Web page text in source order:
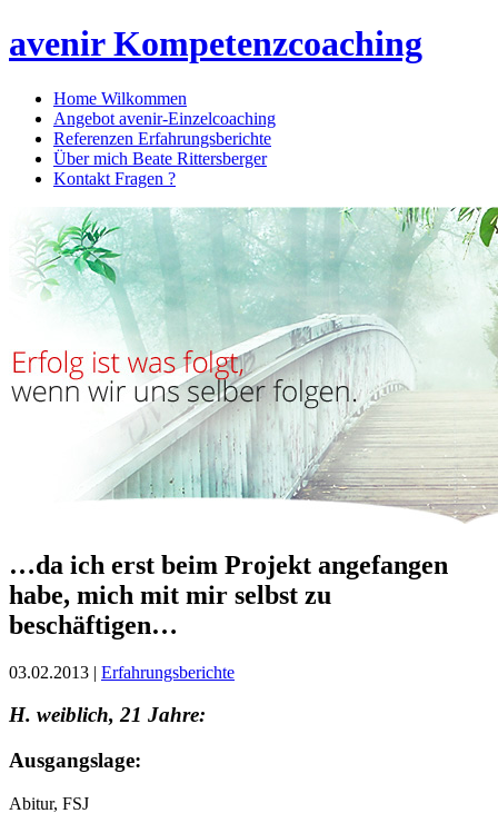
avenir Kompetenzcoaching
Home Wilkommen
Angebot avenir-Einzelcoaching
Referenzen Erfahrungsberichte
Über mich Beate Rittersberger
Kontakt Fragen ?
…da ich erst beim Projekt angefangen
habe, mich mit mir selbst zu
beschäftigen…
03.02.2013 | Erfahrungsberichte
H. weiblich, 21 Jahre:
Ausgangslage:
Abitur, FSJ